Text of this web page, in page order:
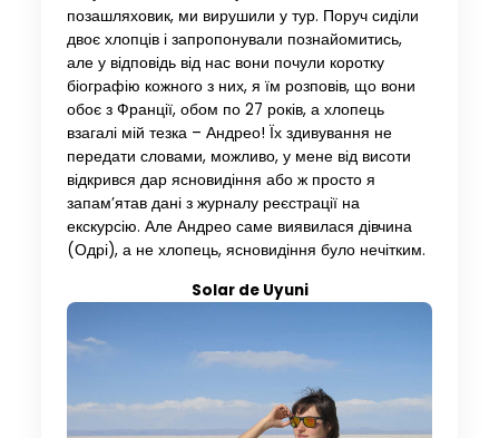
позашляховик, ми вирушили у тур. Поруч сиділи
двоє хлопців і запропонували познайомитись,
але у відповідь від нас вони почули коротку
біографію кожного з них, я їм розповів, що вони
обоє з Франції, обом по 27 років, а хлопець
взагалі мій тезка – Андрео! Їх здивування не
передати словами, можливо, у мене від висоти
відкрився дар ясновидіння або ж просто я
запам’ятав дані з журналу реєстрації на
екскурсію. Але Андрео саме виявилася дівчина
(Одрі), а не хлопець, ясновидіння було нечітким.
Solar de Uyuni